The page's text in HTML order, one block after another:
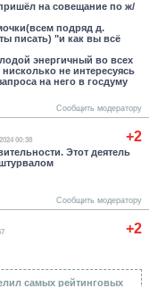
на совещание по ж/
подряд д.
писать) "и как вы всё
энергичный во всех
не интересуясь
на него в госдуму
Сообщить модератору
+2
00:38
Этот деятель
Сообщить модератору
+2
самых рейтинговых